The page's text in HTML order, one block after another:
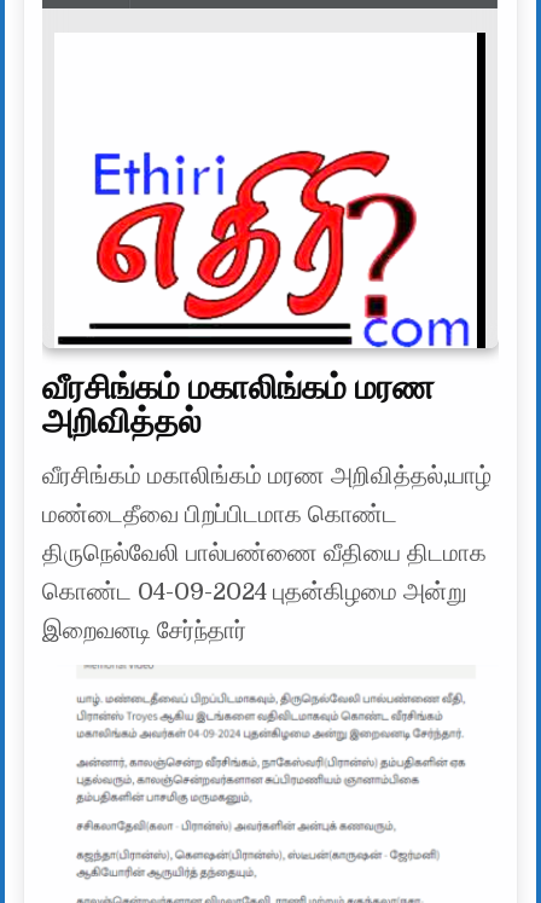
வீரசிங்கம் மகாலிங்கம் மரண
அறிவித்தல்
வீரசிங்கம் மகாலிங்கம் மரண அறிவித்தல்,யாழ்
மண்டைதீவை பிறப்பிடமாக கொண்ட
திருநெல்வேலி பால்பண்ணை வீதியை திடமாக
கொண்ட 04-09-2024 புதன்கிழமை அன்று
இறைவனடி சேர்ந்தார்